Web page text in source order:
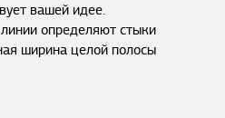
вашей идее.
определяют стыки
ширина целой полосы